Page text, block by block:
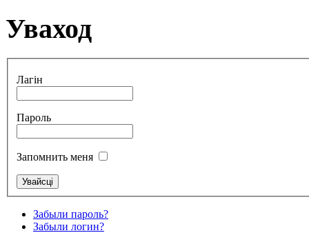
Уваход
Лагін
Пароль
Запомнить меня
Забыли пароль?
Забыли логин?